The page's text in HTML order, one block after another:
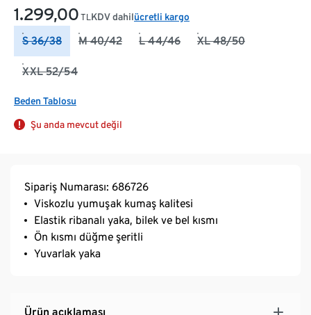
1.299,00 TLKDV dahilücretli kargo
S 36/38 M 40/42 L 44/46 XL 48/50
XXL 52/54
Beden Tablosu
Şu anda mevcut değil
Sipariş Numarası: 686726
Viskozlu yumuşak kumaş kalitesi
Elastik ribanalı yaka, bilek ve bel kısmı
Ön kısmı düğme şeritli
Yuvarlak yaka
Ürün açıklaması